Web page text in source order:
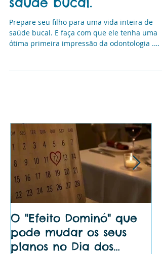
Prepare seu filho para uma vida inteira de
saúde bucal. E faça com que ele tenha uma
ótima primeira impressão da odontologia .
O "Efeito Dominó" que
pode mudar os seus
planos no Dia dos